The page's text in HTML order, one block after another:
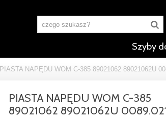
Szyby
PIASTA NAPĘDU WOM C-385 89021062 89021062U
PIASTA NAPĘDU WOM C-385
89021062 89021062U